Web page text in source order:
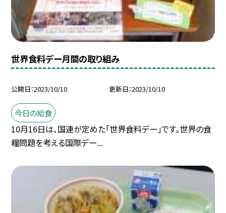
世界食料デー月間の取り組み
公開日 2023/10/10 更新日 2023/10/10
今日の給食
10月16日は、国連が定めた「世界食料デー」です。世界の食
糧問題を考える国際デー...